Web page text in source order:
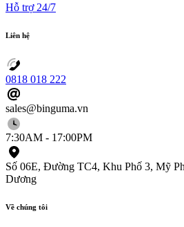
Hỗ trợ 24/7
Liên hệ
0818 018 222
sales@binguma.vn
7:30AM - 17:00PM
Số 06E, Đường TC4, Khu Phố 3, Mỹ
Dương
Về chúng tôi